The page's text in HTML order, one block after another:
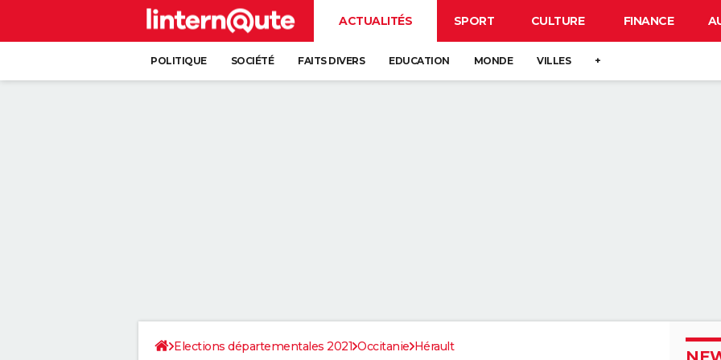
ACTUALITÉS SPORT CULTURE FINANCE
POLITIQUE SOCIÉTÉ FAITS DIVERS EDUCATION MONDE VILLES +
Elections départementales 2021 Occitanie Hérault